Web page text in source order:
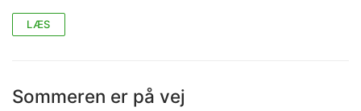
LÆS
Sommeren er på vej